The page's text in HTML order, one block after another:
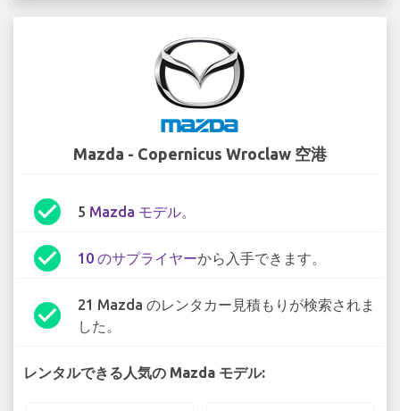
Mazda - Copernicus Wroclaw 空港
check_circle 5 Mazda モデル。
check_circle 10 のサプライヤーから入手できます。
check_circle
21 Mazda のレンタカー見積もりが検索されま
した。
レンタルできる人気の Mazda モデル: